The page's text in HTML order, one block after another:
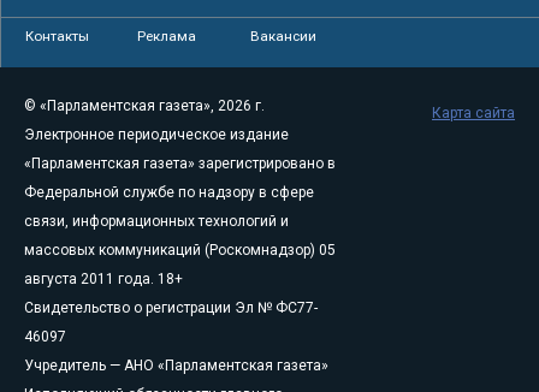
Контакты Реклама Вакансии
© «Парламентская газета», 2026 г.
Электронное периодическое издание
«Парламентская газета» зарегистрировано в
Федеральной службе по надзору в сфере
связи, информационных технологий и
массовых коммуникаций (Роскомнадзор) 05
августа 2011 года. 18+
Свидетельство о регистрации Эл № ФС77-
46097
Учредитель — АНО «Парламентская газета»
Карта сайта